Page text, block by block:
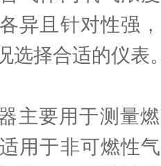
异且针对性强
选择合适的仪表
要用于测量燃
用于非可燃性